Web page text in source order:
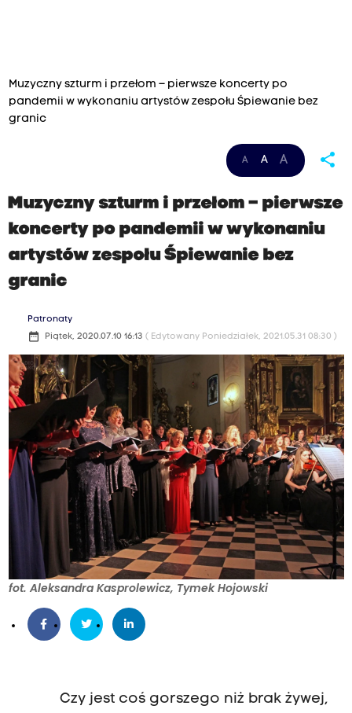
Muzyczny szturm i przełom – pierwsze koncerty po
pandemii w wykonaniu artystów zespołu Śpiewanie bez
granic
A A A share
Muzyczny szturm i przełom – pierwsze
koncerty po pandemii w wykonaniu
artystów zespołu Śpiewanie bez
granic
Patronaty
date_range Piątek, 2020.07.10 16:13 ( Edytowany Poniedziałek, 2021.05.31 08:30 )
fot. Aleksandra Kasprolewicz, Tymek Hojowski
Czy jest coś gorszego niż brak żywej,